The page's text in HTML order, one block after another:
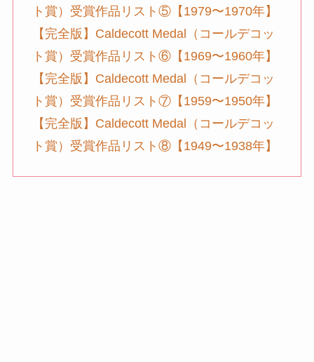
ト賞）受賞作品リスト⑤【1979〜1970年】
【完全版】Caldecott Medal（コールデコッ
ト賞）受賞作品リスト⑥【1969〜1960年】
【完全版】Caldecott Medal（コールデコッ
ト賞）受賞作品リスト⑦【1959〜1950年】
【完全版】Caldecott Medal（コールデコッ
ト賞）受賞作品リスト⑧【1949〜1938年】